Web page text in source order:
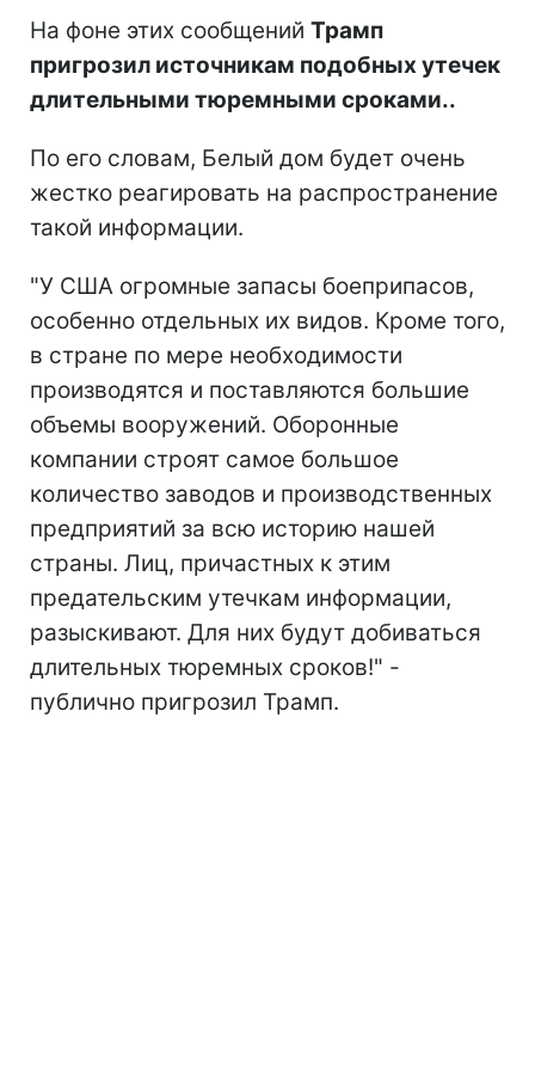
На фоне этих сообщений Трамп
пригрозил источникам подобных утечек
длительными тюремными сроками..
По его словам, Белый дом будет очень
жестко реагировать на распространение
такой информации.
"У США огромные запасы боеприпасов,
особенно отдельных их видов. Кроме того,
в стране по мере необходимости
производятся и поставляются большие
объемы вооружений. Оборонные
компании строят самое большое
количество заводов и производственных
предприятий за всю историю нашей
страны. Лиц, причастных к этим
предательским утечкам информации,
разыскивают. Для них будут добиваться
длительных тюремных сроков!" -
публично пригрозил Трамп.